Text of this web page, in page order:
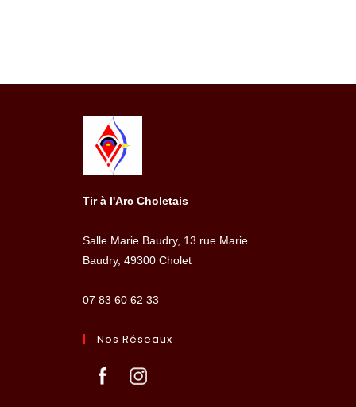
Tir à l'Arc Choletais
Salle Marie Baudry, 13 rue Marie
Baudry, 49300 Cholet
07 83 60 62 33
Nos Réseaux